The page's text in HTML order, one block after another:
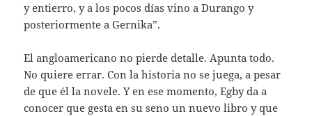
y entierro, y a los pocos días vino a Durango y
posteriormente a Gernika”.
El angloamericano no pierde detalle. Apunta todo.
No quiere errar. Con la historia no se juega, a pesar
de que él la novele. Y en ese momento, Egby da a
conocer que gesta en su seno un nuevo libro y que